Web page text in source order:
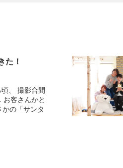
た！
、 撮影合間
お客さんかと
の「サンタ